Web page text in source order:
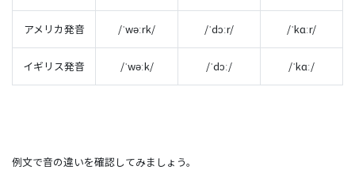
アメリカ発音 /ˈwəːrk/ /ˈdɔːr/ /ˈkɑːr/
イギリス発音 /ˈwəːk/ /ˈdɔː/ /ˈkɑː/
例文で音の違いを確認してみましょう。